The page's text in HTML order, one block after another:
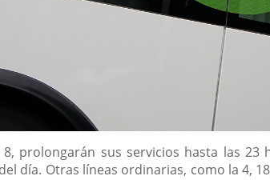
prolongarán sus servicios hasta las
día. Otras líneas ordinarias, como la 4,